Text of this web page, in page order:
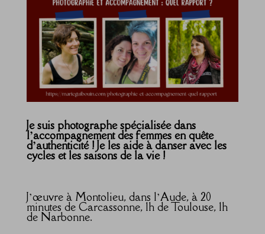
Je suis photographe spécialisée dans
l’accompagnement des femmes en quête
d’authenticité ! Je les aide à danser avec les
cycles et les saisons de la vie !
J’œuvre à Montolieu, dans l’Aude, à 20
minutes de Carcassonne, 1h de Toulouse, 1h
de Narbonne.